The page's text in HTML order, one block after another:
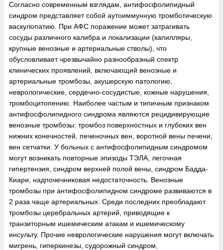
Согласно современным взглядам, антифосфолипидный
синдром представляет собой аутоиммунную тромботическую
васкулопатию. При АФС поражение может затрагивать
сосуды различного калибра и локализации (капилляры,
крупные венозные и артериальные стволы), что
обусловливает чрезвычайно разнообразный спектр
клинических проявлений, включающий венозные и
артериальные тромбозы, акушерскую патологию,
неврологические, сердечно-сосудистые, кожные нарушения,
тромбоцитопению. Наиболее частым и типичным признаком
антифосфолипидного синдрома являются рецидивирующие
венозные тромбозы: тромбоз поверхностных и глубоких вен
нижних конечностей, печеночных вен, воротной вены печени,
вен сетчатки. У больных с антифосфолипидным синдромом
могут возникать повторные эпизоды ТЭЛА, легочная
гипертензия, синдром верхней полой вены, синдром Бадда-
Киари, надпочечниковая недостаточность. Венозные
тромбозы при антифосфолипидном синдроме развиваются в
2 раза чаще артериальных. Среди последних преобладают
тромбозы церебральных артерий, приводящие к
транзиторным ишемическим атакам и ишемическому
инсульту. Прочие неврологические нарушения могут включать
мигрень, гиперкинезы, судорожный синдром,